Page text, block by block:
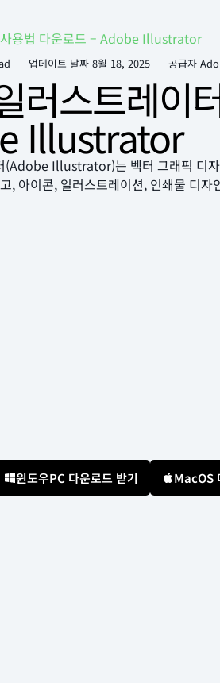
사용법 다운로드 – Adobe Illustrator
업데이트 날짜 8월 18, 2025 공급자
러스트레이
Illustrator
(Adobe Illustrator)는 벡터 그래픽 디
, 아이콘, 일러스트레이션, 인쇄물 디
윈도우PC 다운로드 받기 MacOS